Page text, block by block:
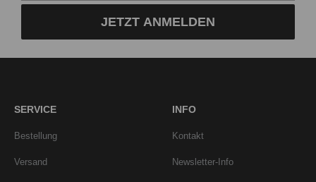
JETZT ANMELDEN
SERVICE
Bestellung
Versand
INFO
Kontakt
Newsletter-Info